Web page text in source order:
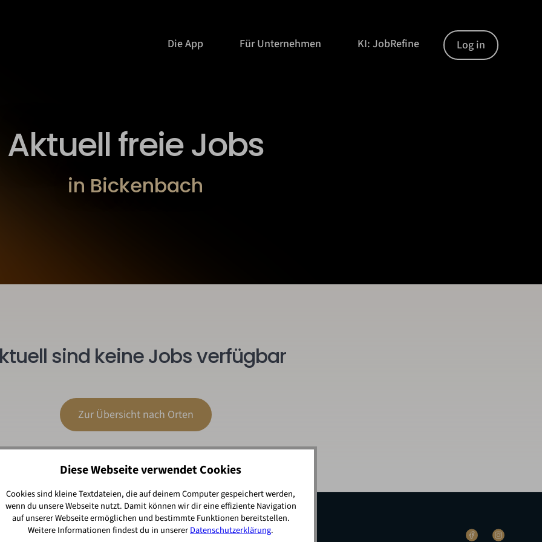
Die App Für Unternehmen KI: JobRefine Log in
Aktuell freie Jobs
in Bickenbach
sind keine Jobs verfügbar
Zur Übersicht nach Orten
Diese Webseite verwendet Cookies
Cookies sind kleine Textdateien, die auf deinem Computer gespeichert werden,
wenn du unsere Webseite nutzt. Damit können wir dir eine effiziente Navigation
auf unserer Webseite ermöglichen und bestimmte Funktionen bereitstellen.
Weitere Informationen findest du in unsererDatenschutzerklärung.